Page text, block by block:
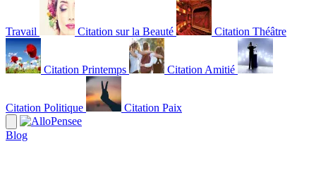
Travail Citation sur la Beauté Citation Théâtre
Citation Printemps Citation Amitié
Citation Politique Citation Paix
Blog